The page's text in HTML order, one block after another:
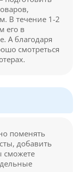
В течение 1-2
его в
А благодаря
смотреться
поменять
добавить
сможете